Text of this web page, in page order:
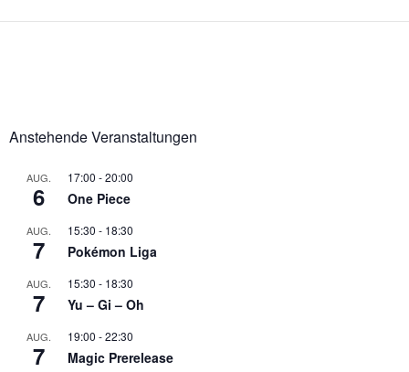
Anstehende Veranstaltungen
AUG.
6
17:00 -20:00
One Piece
AUG.
7
15:30 - 18:30
Pokémon Liga
AUG.
7
15:30 - 18:30
Yu – Gi – Oh
AUG.
7
19:00 -22:30
Magic Prerelease